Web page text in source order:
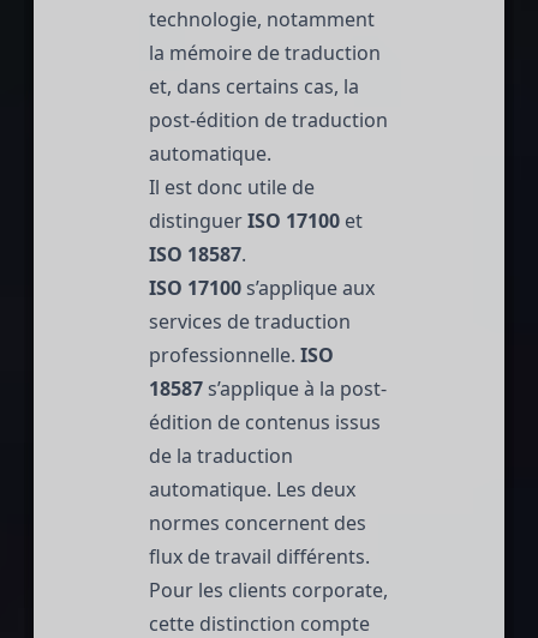
technologie, notamment
la mémoire de traduction
et, dans certains cas, la
post-édition de traduction
automatique.
Il est donc utile de
distinguerISO 17100 et
ISO 18587.
ISO 17100 s’applique aux
services de traduction
professionnelle. ISO
18587 s’applique à la post-
édition de contenus issus
de la traduction
automatique. Les deux
normes concernent des
flux de travail différents.
Pour les clients corporate,
cette distinction compte